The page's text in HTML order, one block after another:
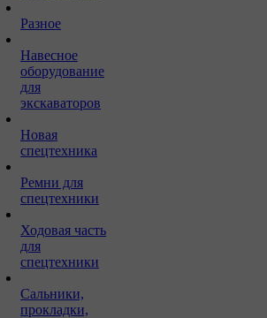
Разное
Навесное
оборудование
для
экскаваторов
Новая
спецтехника
Ремни для
спецтехники
Ходовая часть
для
спецтехники
Сальники,
прокладки,